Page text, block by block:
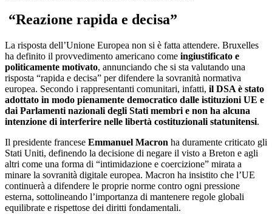
“Reazione rapida e decisa”
La risposta dell’Unione Europea non si è fatta attendere. Bruxelles
ha definito il provvedimento americano come ingiustificato e
politicamente motivato, annunciando che si sta valutando una
risposta “rapida e decisa” per difendere la sovranità normativa
europea. Secondo i rappresentanti comunitari, infatti, il DSA è stato
adottato in modo pienamente democratico dalle istituzioni UE e
dai Parlamenti nazionali degli Stati membri e non ha alcuna
intenzione di interferire nelle libertà costituzionali statunitensi.
Il presidente francese Emmanuel Macron ha duramente criticato gli
Stati Uniti, definendo la decisione di negare il visto a Breton e agli
altri come una forma di “intimidazione e coercizione” mirata a
minare la sovranità digitale europea. Macron ha insistito che l’UE
continuerà a difendere le proprie norme contro ogni pressione
esterna, sottolineando l’importanza di mantenere regole globali
equilibrate e rispettose dei diritti fondamentali.